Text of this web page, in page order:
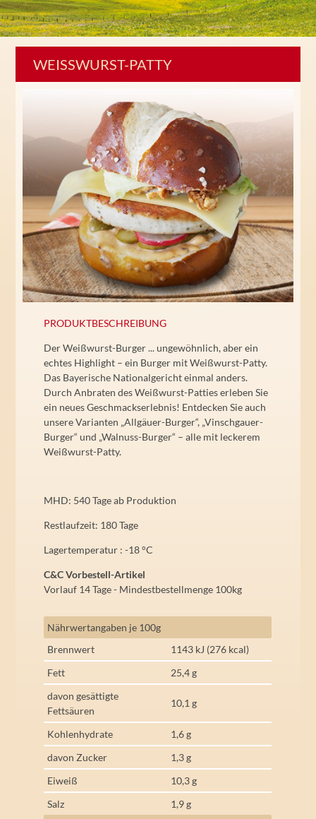
WEISSWURST-PATTY
PRODUKTBESCHREIBUNG
Der Weißwurst-Burger ... ungewöhnlich, aber ein
echtes Highlight – ein Burger mit Weißwurst-Patty.
Das Bayerische Nationalgericht einmal anders.
Durch Anbraten des Weißwurst-Patties erleben Sie
ein neues Geschmackserlebnis! Entdecken Sie auch
unsere Varianten „Allgäuer-Burger“, „Vinschgauer-
Burger“ und „Walnuss-Burger“ – alle mit leckerem
Weißwurst-Patty.
MHD: 540 Tage ab Produktion
Restlaufzeit: 180 Tage
Lagertemperatur : -18 °C
C&C Vorbestell-Artikel
Vorlauf 14 Tage - Mindestbestellmenge 100kg
Nährwertangaben je 100g
Brennwert
1143 kJ (276 kcal)
Fett
25,4 g
davon gesättigte
Fettsäuren
10,1 g
Kohlenhydrate
1,6 g
davon Zucker
1,3 g
Eiweiß
10,3 g
Salz
1,9 g